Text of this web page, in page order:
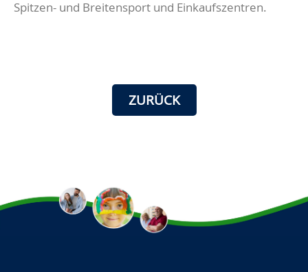
Spitzen- und Breitensport und Einkaufszentren.
ZURÜCK